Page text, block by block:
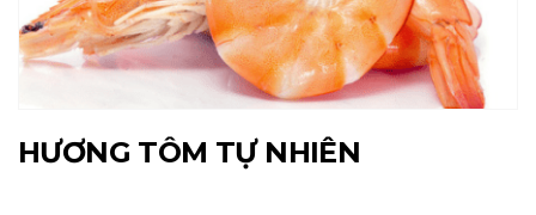
HƯƠNG TÔM TỰ NHIÊN